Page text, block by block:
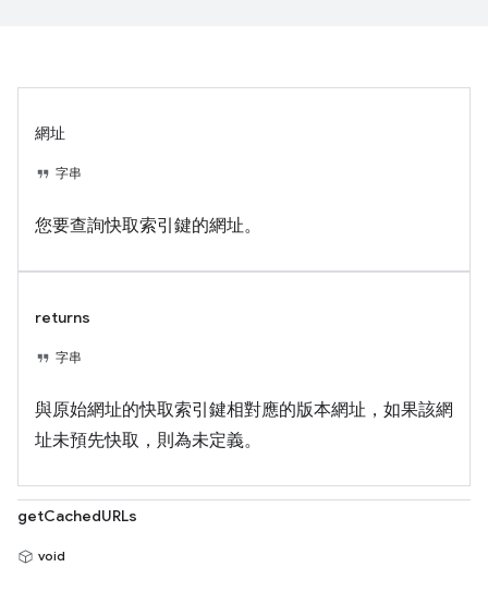
網址
字串
您要查詢快取索引鍵的網址。
returns
字串
與原始網址的快取索引鍵相對應的版本網址，如果該網
址未預先快取，則為未定義。
getCachedURLs
void